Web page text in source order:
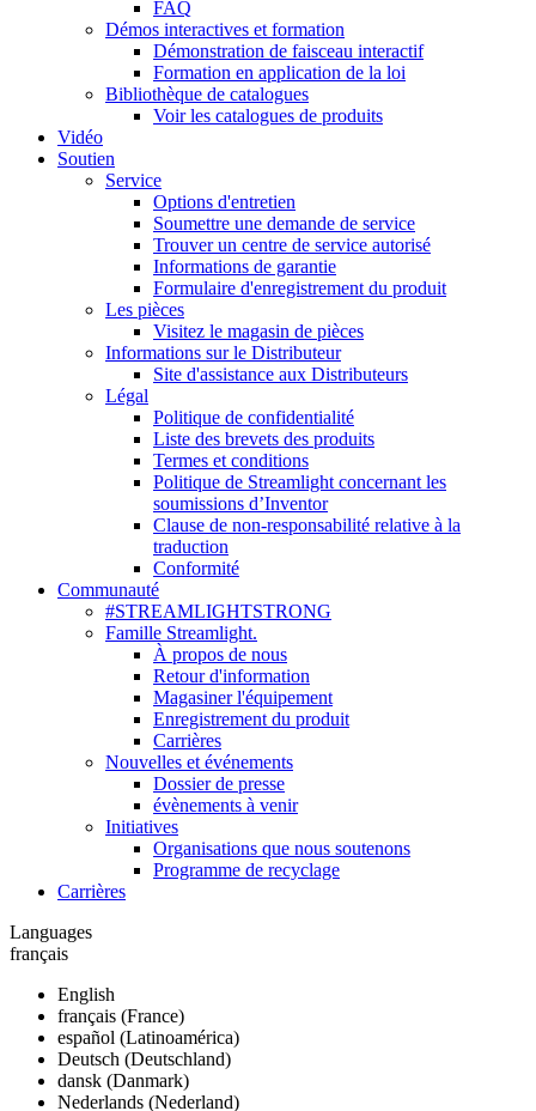
FAQ
Démos interactives et formation
Démonstration de faisceau interactif
Formation en application de la loi
Bibliothèque de catalogues
Voir les catalogues de produits
Vidéo
Soutien
Service
Options d'entretien
Soumettre une demande de service
Trouver un centre de service autorisé
Informations de garantie
Formulaire d'enregistrement du produit
Les pièces
Visitez le magasin de pièces
Informations sur le Distributeur
Site d'assistance aux Distributeurs
Légal
Politique de confidentialité
Liste des brevets des produits
Termes et conditions
Politique de Streamlight concernant les
soumissions d’Inventor
Clause de non-responsabilité relative à la
traduction
Conformité
Communauté
#STREAMLIGHTSTRONG
Famille Streamlight.
À propos de nous
Retour d'information
Magasiner l'équipement
Enregistrement du produit
Carrières
Nouvelles et événements
Dossier de presse
évènements à venir
Initiatives
Organisations que nous soutenons
Programme de recyclage
Carrières
Languages
français
English
français (France)
español (Latinoamérica)
Deutsch (Deutschland)
dansk (Danmark)
Nederlands (Nederland)